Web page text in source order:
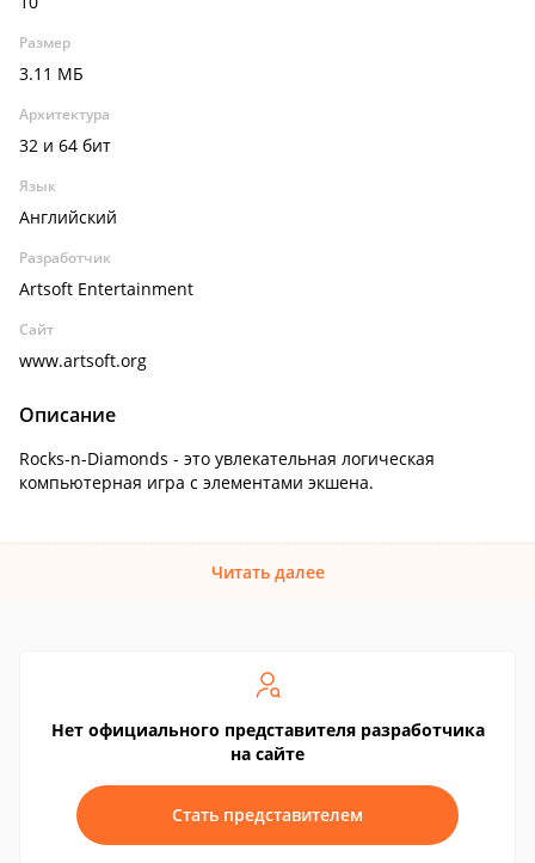
Размер
3.11 МБ
Архитектура
32 и 64 бит
Язык
Английский
Разработчик
Artsoft Entertainment
Сайт
www.artsoft.org
Описание
Rocks-n-Diamonds - это увлекательная логическая
компьютерная игра с элементами экшена.
Читать далее
Нет официального представителя разработчика
на сайте
Стать представителем